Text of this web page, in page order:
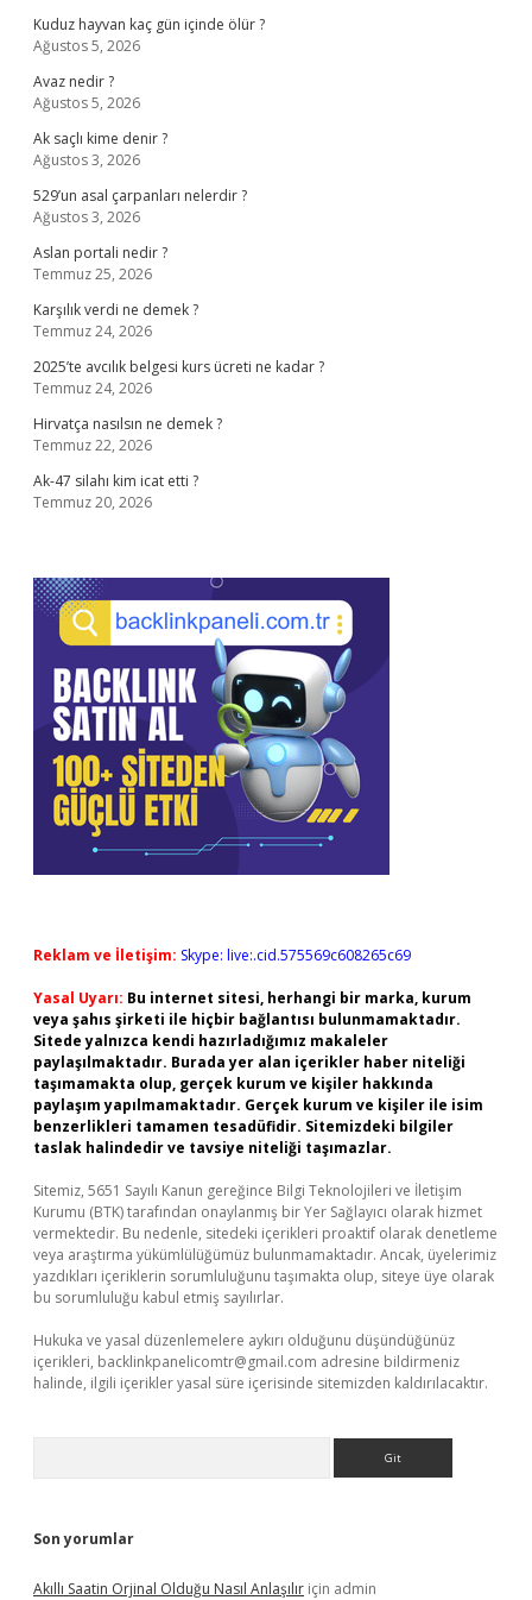
Kuduz hayvan kaç gün içinde ölür ?
Ağustos 5, 2026
Avaz nedir ?
Ağustos 5, 2026
Ak saçlı kime denir ?
Ağustos 3, 2026
529’un asal çarpanları nelerdir ?
Ağustos 3, 2026
Aslan portali nedir ?
Temmuz 25, 2026
Karşılık verdi ne demek ?
Temmuz 24, 2026
2025’te avcılık belgesi kurs ücreti ne kadar ?
Temmuz 24, 2026
Hirvatça nasılsın ne demek ?
Temmuz 22, 2026
Ak-47 silahı kim icat etti ?
Temmuz 20, 2026
Reklam ve İletişim: Skype: live:.cid.575569c608265c69
Yasal Uyarı: Bu internet sitesi, herhangi bir marka, kurum
veya şahıs şirketi ile hiçbir bağlantısı bulunmamaktadır.
Sitede yalnızca kendi hazırladığımız makaleler
paylaşılmaktadır. Burada yer alan içerikler haber niteliği
taşımamakta olup, gerçek kurum ve kişiler hakkında
paylaşım yapılmamaktadır. Gerçek kurum ve kişiler ile isim
benzerlikleri tamamen tesadüfidir. Sitemizdeki bilgiler
taslak halindedir ve tavsiye niteliği taşımazlar.
Sitemiz, 5651 Sayılı Kanun gereğince Bilgi Teknolojileri ve İletişim
Kurumu (BTK) tarafından onaylanmış bir Yer Sağlayıcı olarak hizmet
vermektedir. Bu nedenle, sitedeki içerikleri proaktif olarak denetleme
veya araştırma yükümlülüğümüz bulunmamaktadır. Ancak, üyelerimiz
yazdıkları içeriklerin sorumluluğunu taşımakta olup, siteye üye olarak
bu sorumluluğu kabul etmiş sayılırlar.
Hukuka ve yasal düzenlemelere aykırı olduğunu düşündüğünüz
içerikleri, backlinkpanelicomtr@gmail.com adresine bildirmeniz
halinde, ilgili içerikler yasal süre içerisinde sitemizden kaldırılacaktır.
Son yorumlar
Akıllı Saatin Orjinal Olduğu Nasıl Anlaşılır için admin